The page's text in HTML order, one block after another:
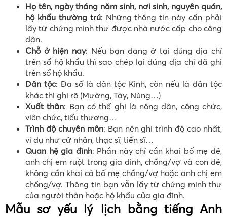
Họ tên, ngày tháng năm sinh, nơi sinh, nguyên quán,
hộ khẩu thường trú: Những thông tin này cần phải
lấy từ chứng minh thư được nhà nước cấp cho công
dân.
Chỗ ở hiện nay: Nếu bạn đang ở tại đúng địa chỉ
trên sổ hộ khẩu thì sao chép lại đúng địa chỉ đã ghi
trên sổ hộ khẩu.
Dân tộc: Đa số là dân tộc Kinh, còn nếu là dân tộc
khác thì ghi rõ (Mường, Tày, Nùng…)
Xuất thân: Bạn có thể ghi là nông dân, công chức,
viên chức, tiểu thương…
Trình độ chuyên môn: Bạn nên ghi trình độ cao nhất,
ví dụ như cử nhân, thạc sĩ, tiến sĩ…
Quan hệ gia đình: Phần này chỉ cần khai bố mẹ đẻ,
anh chị em ruột trong gia đình, chồng/vợ và con đẻ,
không cần khai cả bố mẹ chồng/vợ hoặc anh chị em
chồng/vợ. Thông tin bạn vẫn lấy từ chứng minh thư
của người thân hoặc hộ khẩu của gia đình.
Mẫu sơ yếu lý lịch bằng tiếng Anh